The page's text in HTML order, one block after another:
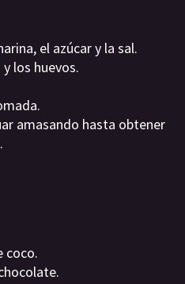
el azúcar y la sal.
los huevos.
amasando hasta obtener
coco.